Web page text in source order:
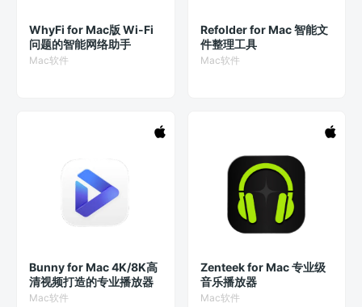
WhyFi for Mac版 Wi-Fi
问题的智能网络助手
Mac软件
Refolder for Mac 智能文
件整理工具
Mac软件
Bunny for Mac 4K/8K高
清视频打造的专业播放器
Mac软件
Zenteek for Mac 专业级
音乐播放器
Mac软件